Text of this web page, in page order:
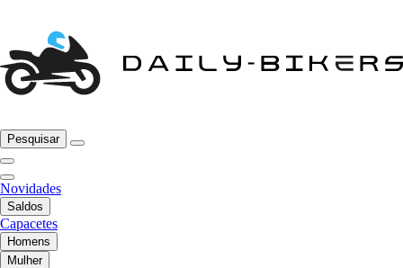
Pesquisar
Novidades
Saldos
Capacetes
Homens
Mulher